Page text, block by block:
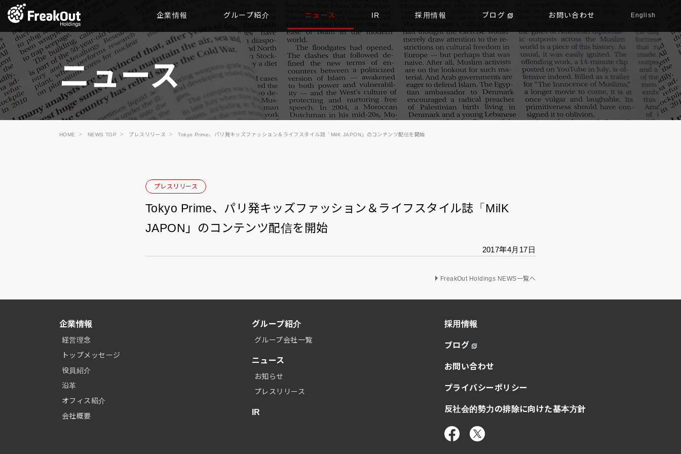
企業情報 グループ紹介 ニュース IR 採用情報 ブログ お問い合わせ English
ニュース
HOME NEWS TOP プレスリリース Tokyo Prime、パリ発キッズファッション＆ライフスタイル誌「MilK JAPON」のコンテンツ配信を開始
プレスリリース
Tokyo Prime、パリ発キッズファッション＆ライフスタイル誌「MilK
JAPON」のコンテンツ配信を開始
2017年4月17日
FreakOut Holdings NEWS一覧へ
企業情報
経営理念
トップメッセージ
役員紹介
沿革
オフィス紹介
会社概要
グループ紹介
グループ会社一覧
ニュース
お知らせ
プレスリリース
IR
採用情報
ブログ
お問い合わせ
プライバシーポリシー
反社会的勢力の排除に向けた基本方針